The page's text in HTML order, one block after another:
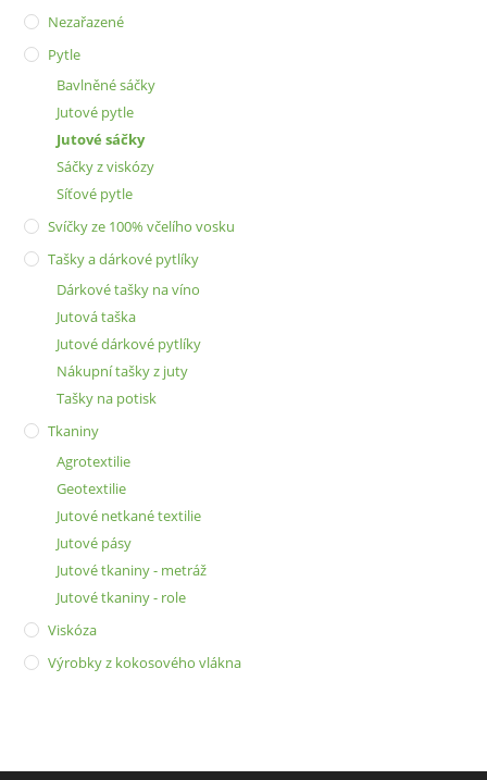
Nezařazené
Pytle
Bavlněné sáčky
Jutové pytle
Jutové sáčky
Sáčky z viskózy
Síťové pytle
Svíčky ze 100% včelího vosku
Tašky a dárkové pytlíky
Dárkové tašky na víno
Jutová taška
Jutové dárkové pytlíky
Nákupní tašky z juty
Tašky na potisk
Tkaniny
Agrotextilie
Geotextilie
Jutové netkané textilie
Jutové pásy
Jutové tkaniny - metráž
Jutové tkaniny - role
Viskóza
Výrobky z kokosového vlákna